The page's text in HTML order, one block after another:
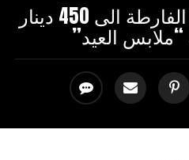
من 250 دينار السنة الفارطة الى 450 دينار
العيد”